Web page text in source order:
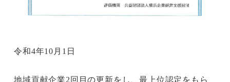
令和4年10月1日
地域貢献企業2回目の更新をし、最上位認定をもら